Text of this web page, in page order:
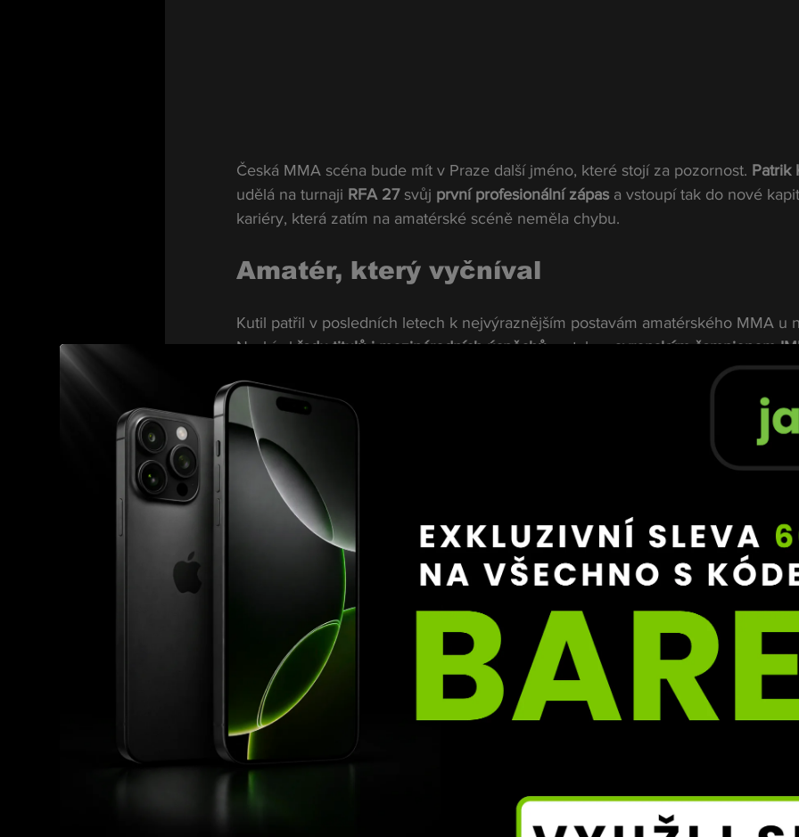
Česká MMA scéna bude mít v Praze další jméno, které stojí za pozornost. Patrik
udělá na turnaji RFA 27 svůj první profesionální zápas a vstoupí tak do nové
kariéry, která zatím na amatérské scéně neměla chybu.
Amatér, který vyčníval
Kutil patřil v posledních letech k nejvýraznějším postavám amatérského MMA u
Nasbíral řadu titulů i mezinárodních úspěchů – stal se
evropským šampionem
národním šampionem ADDC.
Výsledky i styl boje z něj udělaly jméno, o kterém se mluvilo jako o „dalším
talentu pro profiscénu“.
Podle lidí z jeho týmu přišel správný čas udělat krok výš. Přechod k
být logickým pokračováním, nikoli skokem do neznáma.
Premiéra
V premiéře ho nečeká žádný snadný test. Proti němu nastoupí Martin Koky
zkušenější Slovák s profesionální bilancí
2–3
, který v posledních měsících bral
jeden za druhým.
Koky na sebe naposledy upozornil rychlou výhrou nad Martinem Lörincem, kdy
soupeře nejprve zasáhl v postoji a následně duel ukončil
schopnost rychle trestat chyby může být pro debutanta zásadní zkouškou.